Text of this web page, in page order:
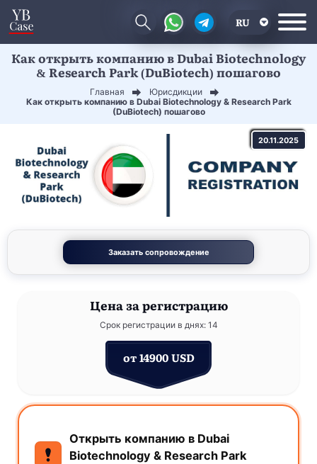
RU
EN
Как открыть компанию в Dubai Biotechnology
& Research Park (DuBiotech) пошагово
Главная
Юрисдикции
Как открыть компанию в Dubai Biotechnology & Research Park
(DuBiotech) пошагово
20.11.2025
Заказать сопровождение
Ценаза регистрацию
Срок регистрации в днях: 14
от 14900 USD
Открыть компанию в Dubai
Biotechnology & Research Park